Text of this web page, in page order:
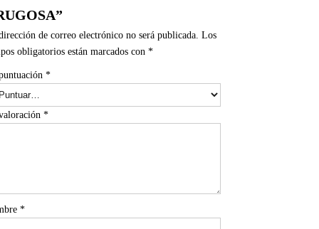
de correo electrónico no será publicada. Los
obligatorios están marcados con *
*
*
*